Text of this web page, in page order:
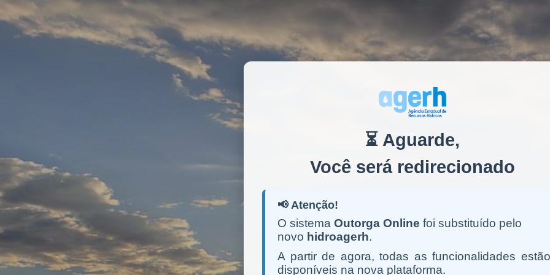
⏳ Aguarde,
Você será redirecionado
📢 Atenção!
O sistema Outorga Online foi substituído pelo
novo hidroagerh.
A partir de agora, todas as funcionalidades estão
disponíveis na nova plataforma.